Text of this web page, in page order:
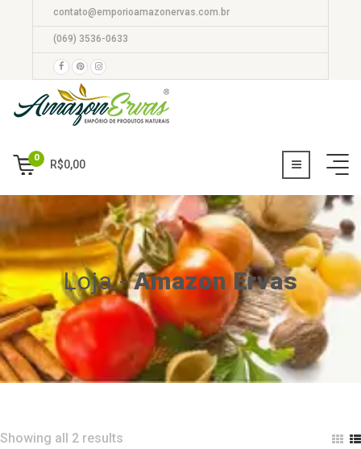
contato@emporioamazonervas.com.br
(069) 3536-0633
0
R$0,00
Loja -Amazon Ervas
Showing all 2 results